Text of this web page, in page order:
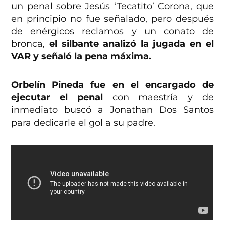
un penal sobre Jesús ‘Tecatito’ Corona, que
en principio no fue señalado, pero después
de enérgicos reclamos y un conato de
bronca,el silbante analizó la jugada en el
VAR y señaló la pena máxima.
Orbelín Pineda fue en el encargado de
ejecutar el penal con maestría y de
inmediato buscó a Jonathan Dos Santos
para dedicarle el gol a su padre.